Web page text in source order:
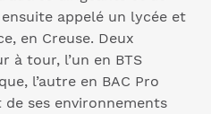
appelé un lycée et
en Creuse. Deux
à tour, l’un en BTS
l’autre en BAC Pro
ses environnements